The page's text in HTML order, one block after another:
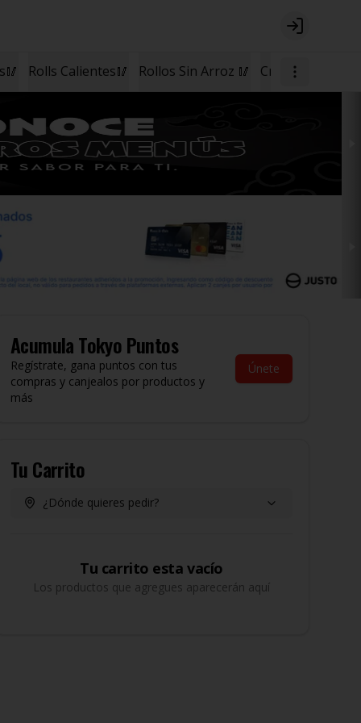
Login
Rolls Calientes🥢 Rollos Sin Arroz 🥢 Cremas🥣
AcumulaTokyo Puntos
Regístrate, gana puntos con tus
compras y canjealos por productos y
más
Únete
Tu Carrito
¿Dónde quieres pedir?
Tu carrito esta vacío
Los productos que agregues aparecerán aquí